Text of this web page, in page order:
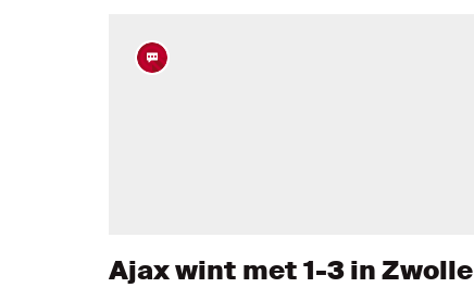
Ajax wint met 1-3 in Zwolle